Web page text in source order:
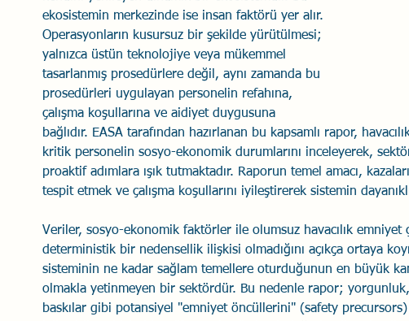
İlişki Yönetimi Sun Tzu Savaş Sanatı Wellbeing
Psikolojik Güvenlik Havacılık Eğitimler
ekosistemin merkezinde ise insan faktörü yer alır.
Operasyonların kusursuz bir şekilde yürütülmesi;
yalnızca üstün teknolojiye veya mükemmel
tasarlanmış prosedürlere değil, aynı zamanda bu
prosedürleri uygulayan personelin refahına,
çalışma koşullarına ve aidiyet duygusuna
bağlıdır. EASA tarafından hazırlanan bu kapsamlı rapor,
kritik personelin sosyo-ekonomik durumlarını inceleyerek,
proaktif adımlara ışık tutmaktadır. Raporun temel amacı,
tespit etmek ve çalışma koşullarını iyileştirerek sistemin
Veriler, sosyo-ekonomik faktörler ile olumsuz havacılık emniyet
deterministik bir nedensellik ilişkisi olmadığını açıkça ortaya
sisteminin ne kadar sağlam temellere oturduğunun en büyük
olmakla yetinmeyen bir sektördür. Bu nedenle rapor;
baskılar gibi potansiyel "emniyet öncüllerini" (safety